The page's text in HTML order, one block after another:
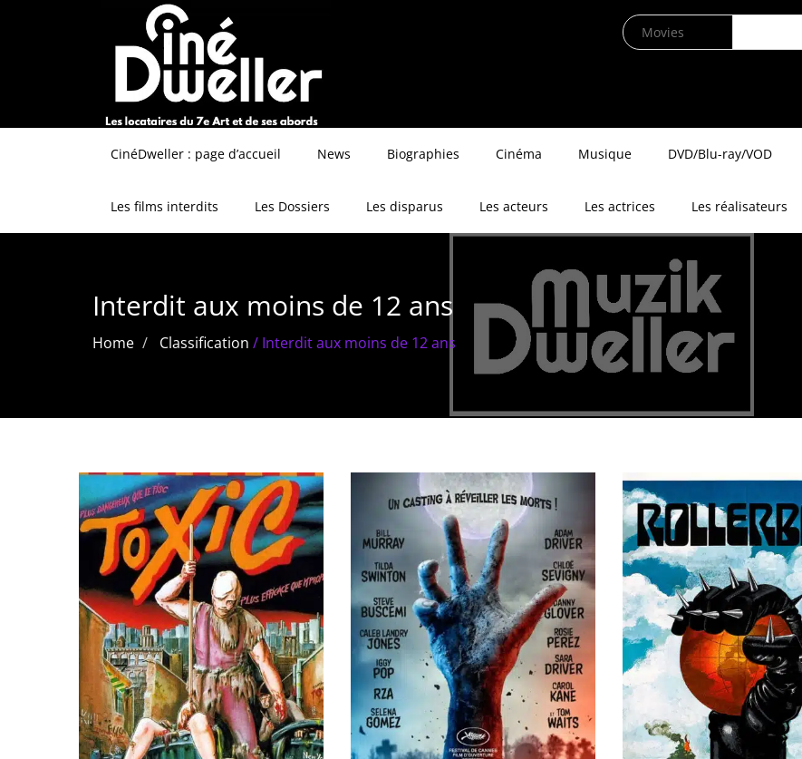
CinéDweller : page d’accueil News Biographies Cinéma Musique DVD/Blu-ray/VOD
Les films interdits Les Dossiers Les disparus Les acteurs Les actrices Les réalisateurs
Interdit aux moins de 12 ans
Home Classification / Interdit aux moins de 12 ans